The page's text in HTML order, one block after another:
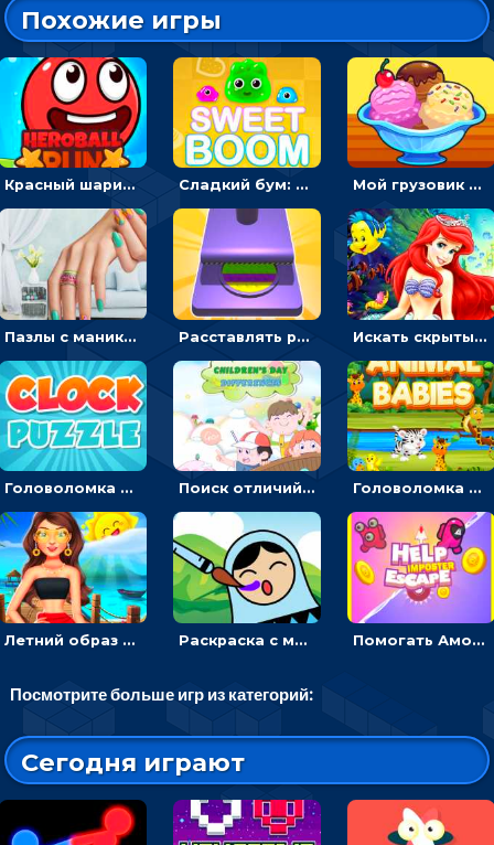
Похожие игры
Красный шарик-герой в бегах: прыгать, чтобы избегать препятствий Сладкий бум: тапнуть, чтобы взорвать желейки - головоломка Мой грузовик с мороженным: принимать заказы и готовить десерты
Пазлы с маникюром: собери идеальный рисунок для ногтей Расставлять резиновые кубики, чтобы делать поп-ит - гиперказуальные Искать скрытый алфавит на картинках с мультяшными героями - головоломка для детей
Головоломка с часами для детей: читать время по циферблату Поиск отличий на картинках с детьми - головоломка Головоломка Звери-малыши: открывай карточки по очереди, чтобы найти одинаковые
Летний образ для подруг: переодевать девочек для прогулки Раскраска с матрешками для девочек Помогать Амонг Ас бежать из комнаты через преграды - приключения
Посмотрите больше игр из категорий:
Сегодня играют